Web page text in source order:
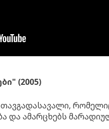
(2005)
და ამარცხებს